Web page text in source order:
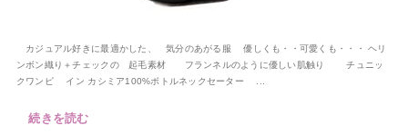
カジュアル好きに最適かした、 気分のあがる服 優しくも・・可愛くも・・・ ヘリ
ンボン織り＋チェックの 起毛素材 フランネルのように優しい肌触り チュニッ
クワンピ イン カシミア100%ボトルネックセーター ...
続きを読む